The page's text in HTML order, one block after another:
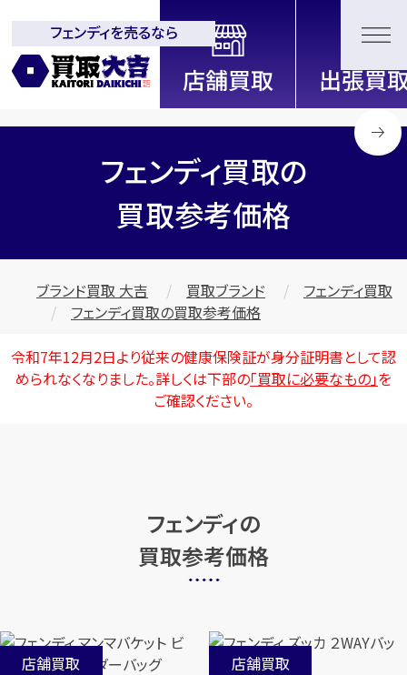
全国2200店舗以上展開中！
信頼と実績の買取専門店「買取大
吉」
フェンディを売るなら
フェンディ買取の
買取参考価格
ブランド買取 大吉 買取ブランド
フェンディ買取
フェンディ買取の買取参考価格
令和7年12月2日より従来の健康保険証が身分証明書として認
められなくなりました。詳しくは下部の「買取に必要なもの」を
ご確認ください。
フェンディの
買取参考価格
店舗買取 店舗買取